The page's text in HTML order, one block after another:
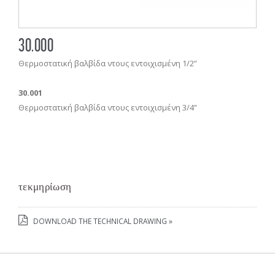
30.000
Θερμοστατική βαλβίδα ντους εντοιχισμένη 1/2”
30.001
Θερμοστατική βαλβίδα ντους εντοιχισμένη 3/4”
τεκμηρίωση
DOWNLOAD THE TECHNICAL DRAWING »